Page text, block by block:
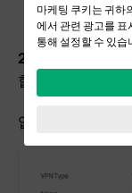
2단계. VPN
합니다.
입력이 완료되면
마케팅 쿠키는 귀하
에서 관련 광고를
통해 설정할 수 있습